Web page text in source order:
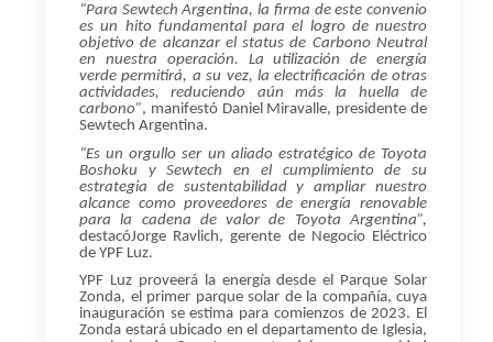
“Para Sewtech Argentina, la firma de este convenio
es un hito fundamental para el logro de nuestro
objetivo de alcanzar el status de Carbono Neutral
en nuestra operación. La utilización de energía
verde permitirá, a su vez, la electrificación de otras
actividades, reduciendo aún más la huella de
carbono”, manifestó Daniel Miravalle, presidente de
Sewtech Argentina.
“Es un orgullo ser un aliado estratégico de Toyota
Boshoku y Sewtech en el cumplimiento de su
estrategia de sustentabilidad y ampliar nuestro
alcance como proveedores de energía renovable
para la cadena de valor de Toyota Argentina”,
destacóJorge Ravlich, gerente de Negocio Eléctrico
de YPF Luz.
YPF Luz proveerá la energía desde el Parque Solar
Zonda, el primer parque solar de la compañía, cuya
inauguración se estima para comienzos de 2023. El
Zonda estará ubicado en el departamento de Iglesia,